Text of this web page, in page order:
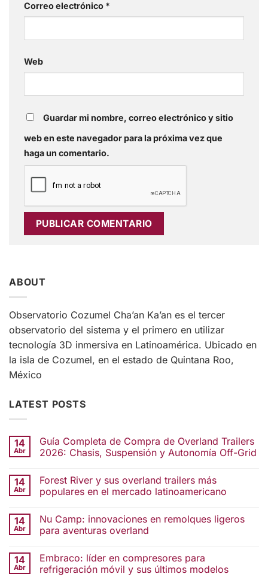
Correo electrónico *
Web
Guardar mi nombre, correo electrónico y sitio
web en este navegador para la próxima vez que
haga un comentario.
ABOUT
Observatorio Cozumel Cha’an Ka’an es el tercer
observatorio del sistema y el primero en utilizar
tecnología 3D inmersiva en Latinoamérica. Ubicado en
la isla de Cozumel, en el estado de Quintana Roo,
México
LATEST POSTS
14
Abr
Guía Completa de Compra de Overland Trailers
2026: Chasis, Suspensión y Autonomía Off-Grid
14
Abr
Forest River y sus overland trailers más
populares en el mercado latinoamericano
14
Abr
Nu Camp: innovaciones en remolques ligeros
para aventuras overland
14
Abr
Embraco: líder en compresores para
refrigeración móvil y sus últimos modelos